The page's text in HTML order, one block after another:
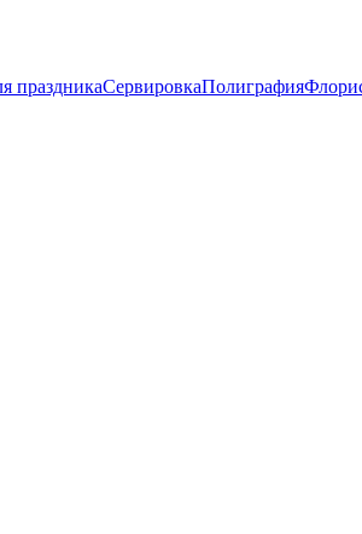
праздникаСервировкаПолиграфия